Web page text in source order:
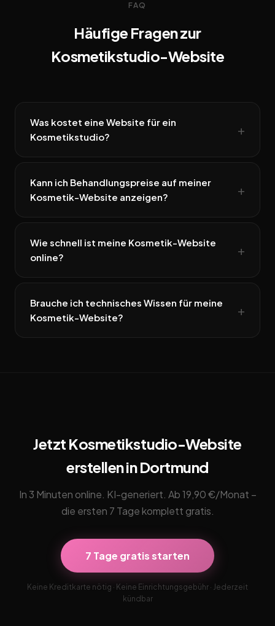
FAQ
Häufige Fragen zur
Kosmetikstudio-Website
Was kostet eine Website für ein
Kosmetikstudio?
Kann ich Behandlungspreise auf meiner
Kosmetik-Website anzeigen?
Wie schnell ist meine Kosmetik-Website
online?
Brauche ich technisches Wissen für meine
Kosmetik-Website?
Jetzt Kosmetikstudio-Website
erstellen in Dortmund
In 3 Minuten online. KI-generiert. Ab 19,90 €/Monat –
die ersten 7 Tage komplett gratis.
7 Tage gratis starten
Keine Kreditkarte nötig · Keine Einrichtungsgebühr · Jederzeit
kündbar